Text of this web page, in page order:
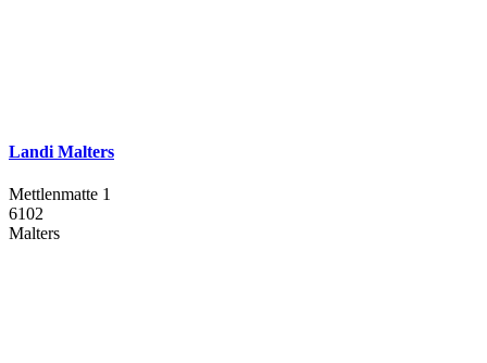
Landi Malters
Mettlenmatte 1
6102
Malters